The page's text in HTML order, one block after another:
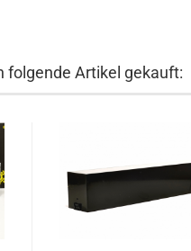
folgende Artikel gekauft: